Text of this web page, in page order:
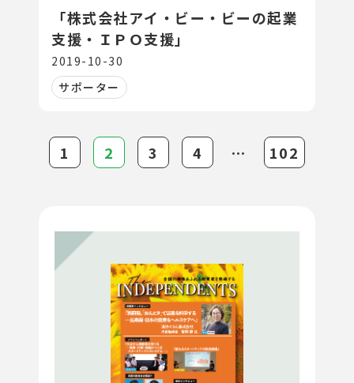
「株式会社アイ・ビー・ビーの起業
支援・ＩＰＯ支援」
2019-10-30
サポーター
1 2 3 4 ⋯ 102